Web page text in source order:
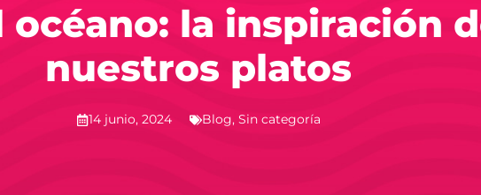
océano: la inspiración
nuestros platos
14 junio, 2024 Blog, Sin categoría